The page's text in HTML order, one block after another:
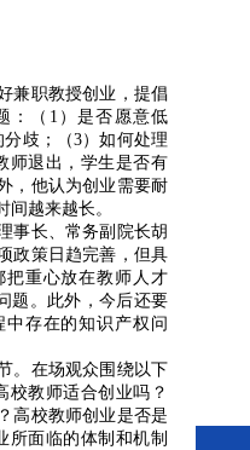
兼职教授创业，提倡
：（1）是否愿意低
歧；（3）如何处理
师退出，学生是否有
，他认为创业需要耐
间越来越长。
长、常务副院长胡
政策日趋完善，但具
重心放在教师人才
题。此外，今后还要
存在的知识产权问
在场观众围绕以下
校教师适合创业吗？
高校教师创业是否是
所面临的体制和机制